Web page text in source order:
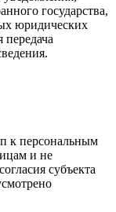
государства,
юридических
к персональным
и не
субъекта